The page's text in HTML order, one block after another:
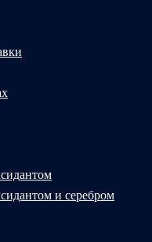
и серебром